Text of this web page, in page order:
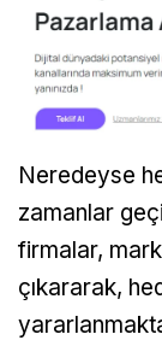
Neredeyse
zamanlar
firmalar,
çıkararak,